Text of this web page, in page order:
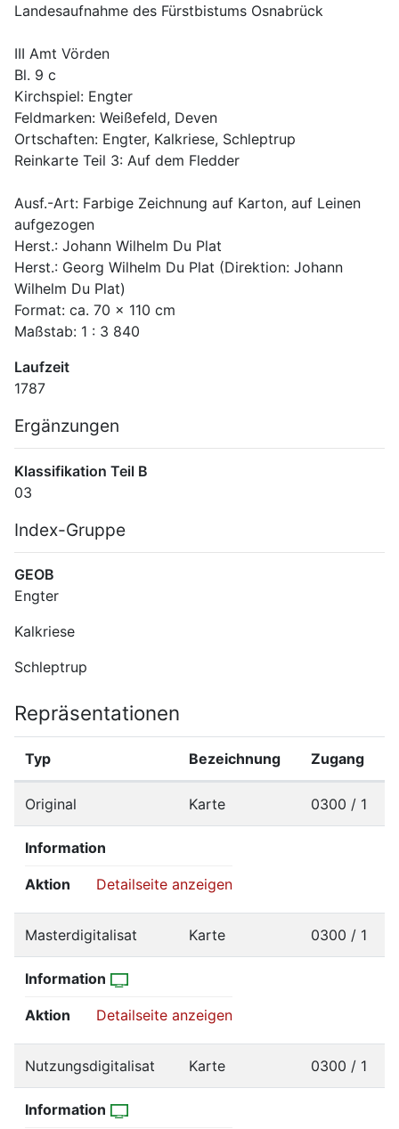
Landesaufnahme des Fürstbistums Osnabrück
III Amt Vörden
Bl. 9 c
Kirchspiel: Engter
Feldmarken: Weißefeld, Deven
Ortschaften: Engter, Kalkriese, Schleptrup
Reinkarte Teil 3: Auf dem Fledder
Ausf.-Art: Farbige Zeichnung auf Karton, auf Leinen
aufgezogen
Herst.: Johann Wilhelm Du Plat
Herst.: Georg Wilhelm Du Plat (Direktion: Johann
Wilhelm Du Plat)
Format: ca. 70 x 110 cm
Maßstab: 1 : 3 840
Laufzeit
1787
Ergänzungen
Klassifikation Teil B
03
Index-Gruppe
GEOB
Engter
Kalkriese
Schleptrup
Repräsentationen
Typ Bezeichnung Zugang
Original Karte 0300 / 1
Information
Aktion Detailseite anzeigen
Masterdigitalisat Karte 0300 / 1
Information
Aktion Detailseite anzeigen
Nutzungsdigitalisat Karte 0300 / 1
Information